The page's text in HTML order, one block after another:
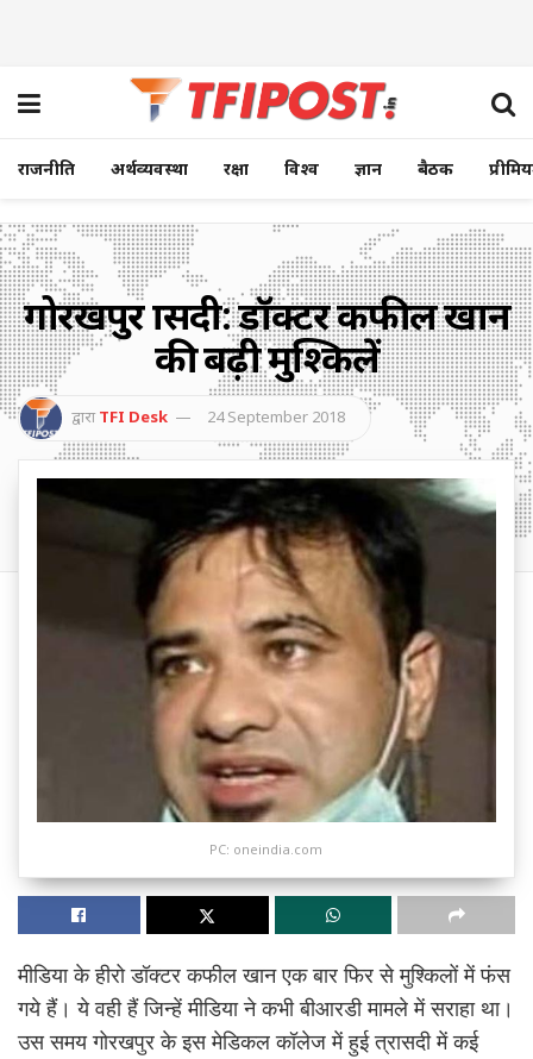
राजनीति अर्थव्यवस्था रक्षा विश्व ज्ञान बैठक
गोरखपुर त्रासदी: डॉक्टर कफील खान
की बढ़ी मुश्किलें
द्वारा TFI Desk 24 September 2018
PC: oneindia.com
मीडिया के हीरो डॉक्टर कफील खान एक बार फिर से मुश्किलों में फंस
गये हैं। ये वही हैं जिन्हें मीडिया ने कभी बीआरडी मामले में सराहा था।
उस समय गोरखपुर के इस मेडिकल कॉलेज में हुई त्रासदी में कई